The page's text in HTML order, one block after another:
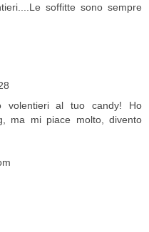
soffitte sono sempre
volentieri al tuo candy! Ho
ma mi piace molto, divento